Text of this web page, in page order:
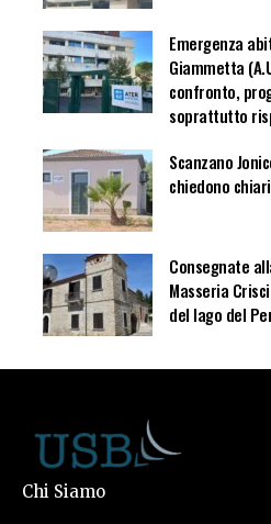
Emergenza
Giammetta
confronto,
soprattutto
Scanzano
chiedono
Consegnate
Masseria
del lago del
Chi Siamo